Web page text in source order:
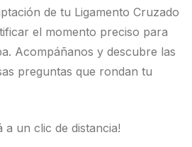
de tu Ligamento Cruzado
el momento preciso para
Acompáñanos y descubre las
preguntas que rondan tu
a un clic de distancia!